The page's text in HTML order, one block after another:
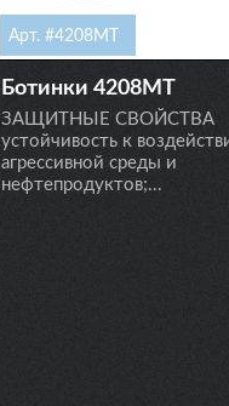
Арт. #4208МТ
Ботинки 4208МТ
ЗАЩИТНЫЕ СВОЙСТВА
устойчивость к
агрессивной среды и
нефтепродуктов;...